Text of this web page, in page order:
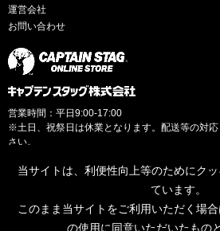
運営会社
お問い合わせ
営業時間：平日9:00-17:00
※土日、祝祭日は休業となります。配送等の対
さい。
当サイトは、利便性向上等のためにク
ています。
このまま当サイトをご利用いただく場合
の使用に同意いただいたもの